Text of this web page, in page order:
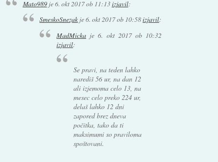
Mato989je6. okt 2017 ob 11:13izjavil:
SmeskoSnezak je6. okt 2017 ob 10:58izjavil:
MadMickaje6. okt 2017 ob 10:32
izjavil:
Se pravi, na teden lahko
narediš 56 ur, na dan 12
ali izjemoma celo 13, na
mesec celo preko 224 ur,
delaš lahko 12 dni
zapored brez dneva
počitka, tako da ti
maksimumi so praviloma
spoštovani.